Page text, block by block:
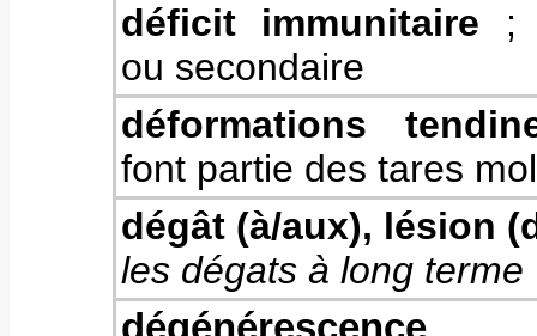
déficit immunitaire ;
ou secondaire
déformations
font partie des tares
dégât (à/aux), lésion
les dégats à long terme